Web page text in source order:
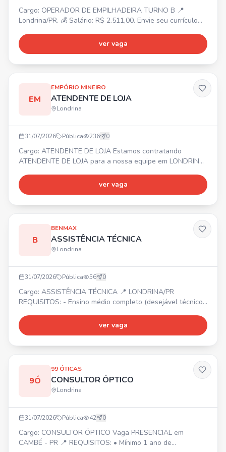
Cargo: OPERADOR DE EMPILHADEIRA TURNO B 📍
Londrina/PR. 💰 Salário: R$ 2.511,00. Envie seu currículo
ver vaga
EM
EMPÓRIO MINEIRO
ATENDENTE DE LOJA
Londrina
31/07/2026 Pública 236 0
Cargo: ATENDENTE DE LOJA Estamos contratando
ATENDENTE DE LOJA para a nossa equipe em LONDRINA!
cordialidade, responsabilidade, comprometimento,
organização, atenção aos detalhes e boa comunicação.
ver vaga
B
BENMAX
ASSISTÊNCIA TÉCNICA
Londrina
31/07/2026 Pública 56 0
Cargo: ASSISTÊNCIA TÉCNICA 📍 LONDRINA/PR
REQUISITOS: - Ensino médio completo (desejável técnico
Eletrotécnica ou áreas correlatas) - Boa comunicação
verbal e escrita - Organização, proatividade e atenção aos
ver vaga
9Ó
99 ÓTICAS
CONSULTOR ÓPTICO
Londrina
31/07/2026 Pública 42 0
Cargo: CONSULTOR ÓPTICO Vaga PRESENCIAL em
CAMBÉ - PR 📍 REQUISITOS: • Mínimo 1 ano de